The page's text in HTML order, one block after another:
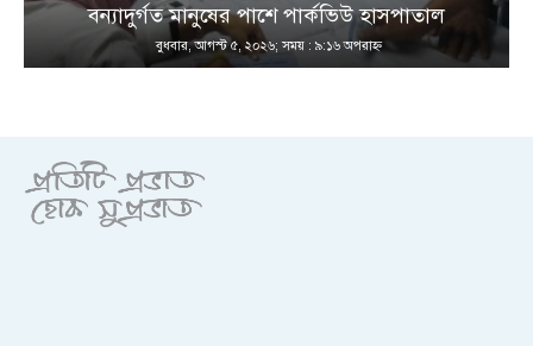
বন্যাদুর্গত মানুষের পাশে পার্কভিউ হাসপাতাল
বুধবার, আগস্ট ৫, ২০২৬; সময় : ৯:১৬ অপরাহ্ণ